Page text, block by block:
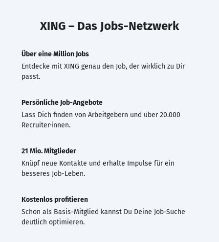
XING – Das Jobs-Netzwerk
Über eine Million Jobs
Entdecke mit XING genau den Job, der wirklich zu Dir
passt.
Persönliche Job-Angebote
Lass Dich finden von Arbeitgebern und über 20.000
Recruiter·innen.
21 Mio. Mitglieder
Knüpf neue Kontakte und erhalte Impulse für ein
besseres Job-Leben.
Kostenlos profitieren
Schon als Basis-Mitglied kannst Du Deine Job-Suche
deutlich optimieren.